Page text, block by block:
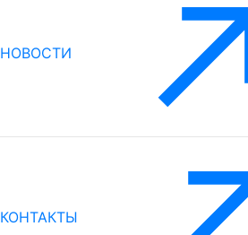
НОВОСТИ
КОНТАКТЫ